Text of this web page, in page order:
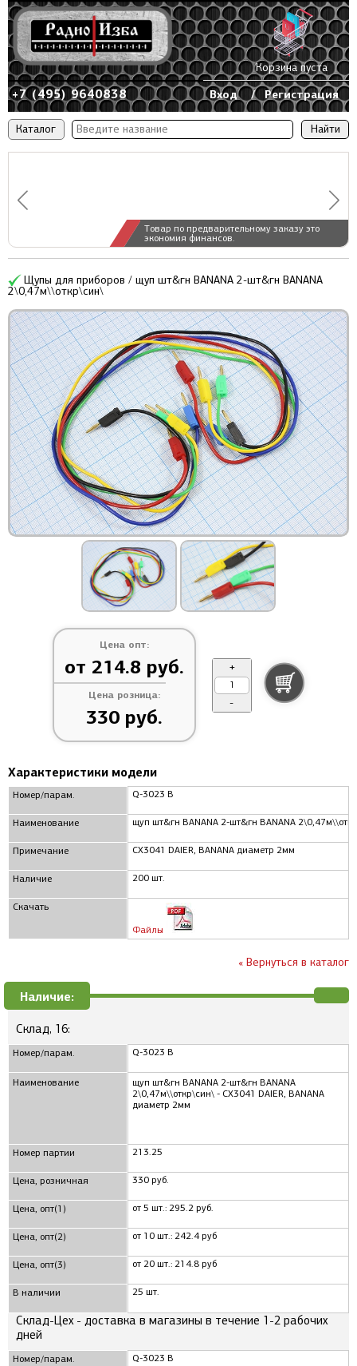
Каталог
Товар по предварительному заказу это
экономия финансов.
+7 (495) 9640838 Вход / Регистрация
Корзина пуста
Щупы для приборов / щуп шт&гн BANANA 2-шт&гн BANANA
2\0,47м\\откр\син\
Цена опт:
от 214.8 руб.
Цена розница:
330 руб.
+
-
Характеристики модели
Номер/парам.
Наименование
Примечание
Наличие
Скачать
Q-3023 B
щуп шт&гн BANANA 2-шт&гн BANANA
CX3041 DAIER, BANANA диаметр 2мм
200 шт.
Файлы
« Вернуться в каталог
Наличие:
Склад, 16:
Номер/парам.
Наименование
Номер партии
Цена, розничная
Цена, опт(1)
Цена, опт(2)
Цена, опт(3)
В наличии
Q-3023 B
щуп шт&гн BANANA 2-шт&гн BANANA
2\0,47м\\откр\син\ - CX3041 DAIER, BANANA
диаметр 2мм
213.25
330 руб.
от 5 шт.: 295.2 руб.
от 10 шт.: 242.4 руб
от 20 шт.: 214.8 руб
25 шт.
Склад-Цех - доставка в магазины в течение 1-2 рабочих
дней
Номер/парам. Q-3023 B